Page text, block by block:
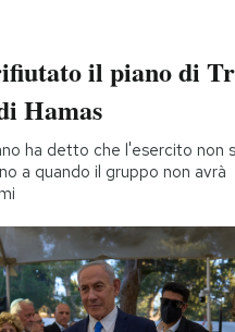
il piano di
Hamas
ha detto che l'esercito non
a quando il gruppo non avrà